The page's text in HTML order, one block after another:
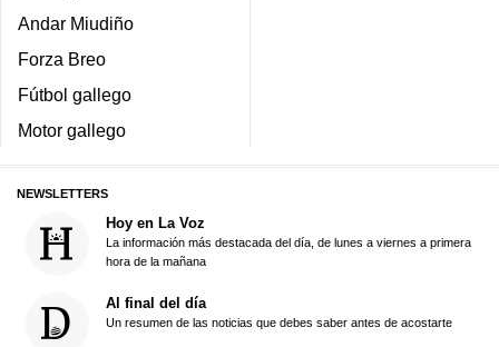
Andar Miudiño
Forza Breo
Fútbol gallego
Motor gallego
NEWSLETTERS
Hoy en La Voz
La información más destacada del día, de lunes a viernes a primera
hora de la mañana
Al final del día
Un resumen de las noticias que debes saber antes de acostarte